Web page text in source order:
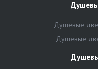
Душевые
Душевые